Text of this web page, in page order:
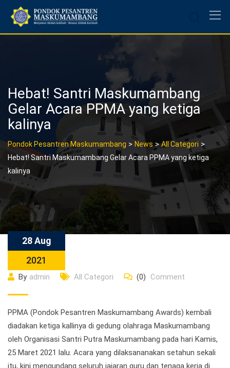
content
Hebat! Santri Maskumambang
Gelar Acara PPMA yang ketiga
kalinya
Pondok Pesantren Maskumambang > News >All Categori >
Hebat! Santri Maskumambang Gelar Acara PPMA yang ketiga
kalinya
28 Aug
2021
By admin All Categori (0) Comment
PPMA (Pondok Pesantren Maskumambang Awards) kembali
diadakan ketiga kallinya di gedung olahraga Maskumambang
oleh Organisasi Santri Putra Maskumambang pada hari Kamis,
25 Maret 2021 lalu. Acara yang dilaksananakan setahun sekali
itu, kini mengundang seluruh jajaran guru dan tenaga kerja di